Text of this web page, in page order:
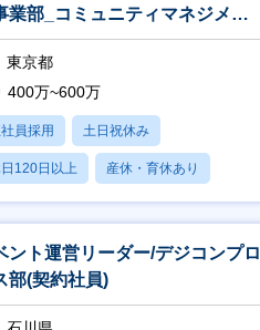
業部_コミュニティマネジメン
ループ
東京都
400万~600万
員採用 土日祝休み
120日以上 産休・育休あり
不問
ント運営リーダー/デジコンプロ
部(契約社員)